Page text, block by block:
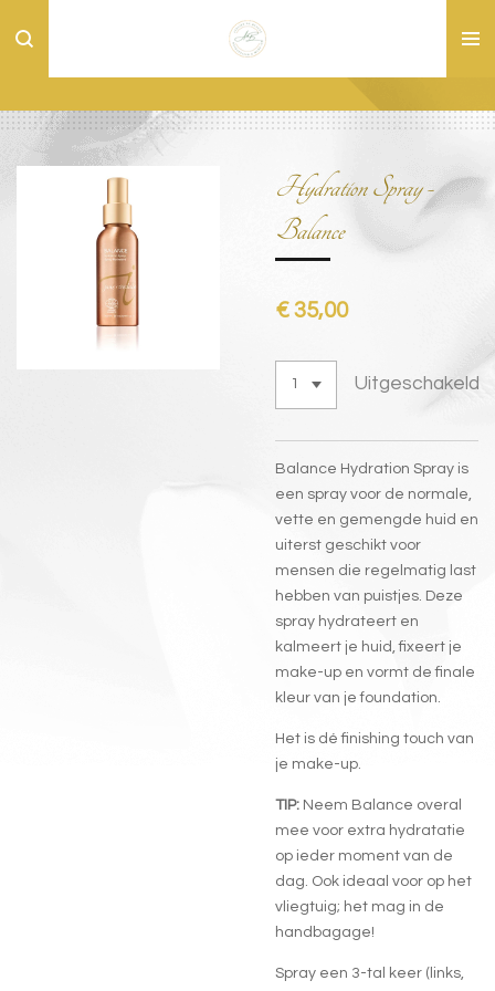
direct
hoofdinhoud
Hydration Spray -
Balance
€ 35,00
Uitgeschakeld
Balance Hydration Spray is
een spray voor de normale,
vette en gemengde huid en
uiterst geschikt voor
mensen die regelmatig last
hebben van puistjes. Deze
spray hydrateert en
kalmeert je huid, fixeert je
make-up en vormt de finale
kleur van je foundation.
Het is dé finishing touch van
je make-up.
TIP: Neem Balance overal
mee voor extra hydratatie
op ieder moment van de
dag. Ook ideaal voor op het
vliegtuig; het mag in de
handbagage!
Spray een 3-tal keer (links,